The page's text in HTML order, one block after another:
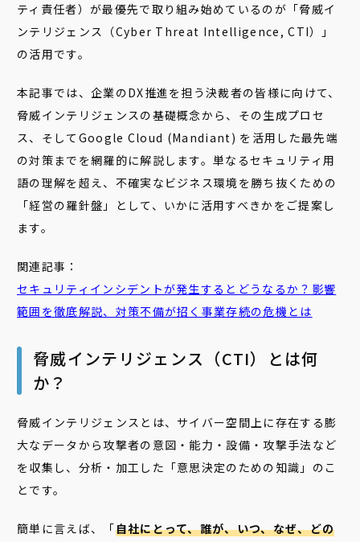
ティ責任者）が最優先で取り組み始めているのが「脅威イ
ンテリジェンス（Cyber Threat Intelligence, CTI）」
の活用です。
本記事では、企業のDX推進を担う決裁者の皆様に向けて、
脅威インテリジェンスの基礎概念から、その生成プロセ
ス、そしてGoogle Cloud (Mandiant) を活用した最先端
の対策までを網羅的に解説します。単なるセキュリティ用
語の理解を超え、不確実なビジネス環境を勝ち抜くための
「経営の羅針盤」として、いかに活用すべきかをご提案し
ます。
関連記事：
セキュリティインシデントが発生するとどうなるか？影響
範囲を徹底解説、対策不備が招く事業存続の危機とは
脅威インテリジェンス（CTI）とは何
か？
脅威インテリジェンスとは、サイバー空間上に存在する膨
大なデータから攻撃者の意図・能力・設備・攻撃手法など
を収集し、分析・加工した「意思決定のための知識」のこ
とです。
簡単に言えば、「自社にとって、誰が、いつ、なぜ、どの